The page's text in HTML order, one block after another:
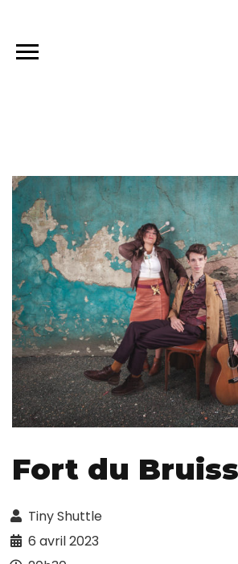
Fort du
Tiny Shuttle
6 avril 2023